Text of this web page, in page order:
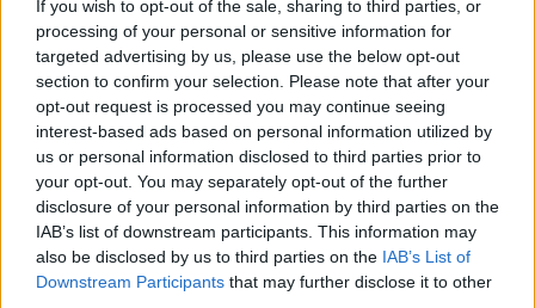
If you wish to opt-out of the sale, sharing to third parties, or
processing of your personal or sensitive information for
targeted advertising by us, please use the below opt-out
section to confirm your selection. Please note that after your
opt-out request is processed you may continue seeing
interest-based ads based on personal information utilized by
us or personal information disclosed to third parties prior to
your opt-out. You may separately opt-out of the further
disclosure of your personal information by third parties on the
IAB’s list of downstream participants. This information may
also be disclosed by us to third parties on the IAB’s List of
Downstream Participants that may further disclose it to other
Követem
#KÜLFÖLD #JOE BIDEN #JAKE SULLIVAN
#BETÖRÉS #TITKOSÜGYNÖK #MOBIL